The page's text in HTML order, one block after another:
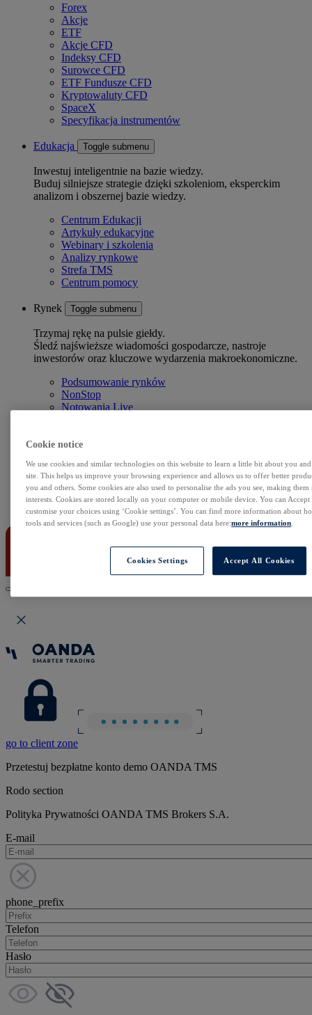
Forex
Akcje
ETF
Akcje CFD
Indeksy CFD
Surowce CFD
ETF Fundusze CFD
Kryptowaluty CFD
SpaceX
Specyfikacja instrumentów
Edukacja Toggle submenu
Inwestuj inteligentnie na bazie wiedzy.
Buduj silniejsze strategie dzięki szkoleniom, eksperckim
analizom i obszernej bazie wiedzy.
Centrum Edukacji
Artykuły edukacyjne
Webinary i szkolenia
Analizy rynkowe
Strefa TMS
Centrum pomocy
Rynek Toggle submenu
Trzymaj rękę na pulsie giełdy.
Śledź najświeższe wiadomości gospodarcze, nastroje
inwestorów oraz kluczowe wydarzenia makroekonomiczne.
Podsumowanie rynków
NonStop
Notowania Live
Kalendarz rynkowy
Sentyment Klientów
Rolowania
Kontakt
go to client zone
Przetestuj bezpłatne konto demo OANDA TMS
Rodo section
Polityka Prywatności OANDA TMS Brokers S.A.
E-mail
phone_prefix
Telefon
Hasło
Cookie notice
We use cookies and similar technologies on this website to learn a little bit about you
site. This helps us improve your browsing experience and allows us to offer better
you and others. Some cookies are also used to personalise the ads you see, making
interests. Cookies are stored locally on your computer or mobile device. You can
customise your choices using ‘Cookie settings’. You can find more information about
tools and services (such as Google) use your personal data here:more information
Cookies Settings Accept All Cookies